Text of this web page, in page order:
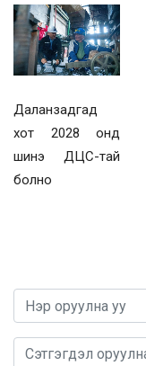
Даланзадгад
хот 2028 онд
шинэ ДЦС-тай
болно